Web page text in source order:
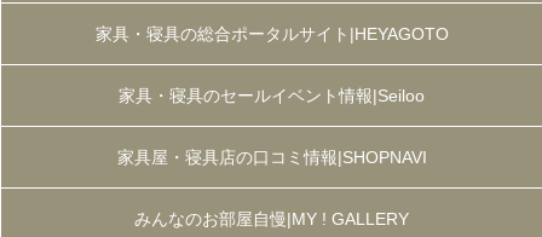
家具・寝具の総合ポータルサイト|HEYAGOTO
家具・寝具のセールイベント情報|Seiloo
家具屋・寝具店の口コミ情報|SHOPNAVI
みんなのお部屋自慢|MY ! GALLERY